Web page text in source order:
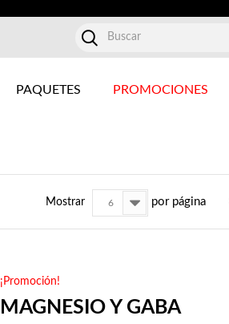
PAQUETES PROMOCIONES
Mostrar 6 por página
¡Promoción!
MAGNESIO Y GABA